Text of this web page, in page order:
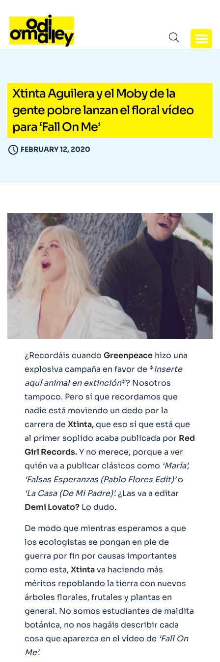
Xtinta Aguilera y el Moby de la
gente pobre lanzan el floral vídeo
para ‘Fall On Me’
FEBRUARY 12, 2020
¿Recordáis cuando Greenpeace hizo una
explosiva campaña en favor de *inserte
aquí animal en extinción*? Nosotros
tampoco. Pero sí que recordamos que
nadie está moviendo un dedo por la
carrera de Xtinta,que eso sí que está que
al primer soplido acaba publicada por Red
Girl Records.Y no merece, porque a ver
quién va a publicar clásicos como ‘María’,
‘Falsas Esperanzas (Pablo Flores Edit)’o
‘La Casa (De Mi Padre)’.¿Las va a editar
Demi Lovato? Lo dudo.
De modo que mientras esperamos a que
los ecologistas se pongan en pie de
guerra por fin por causas importantes
como esta, Xtintava haciendo más
méritos repoblando la tierra con nuevos
árboles florales, frutales y plantas en
general. No somos estudiantes de maldita
botánica, no nos hagáis describir cada
cosa que aparezca en el vídeo de ‘Fall On
Me’.